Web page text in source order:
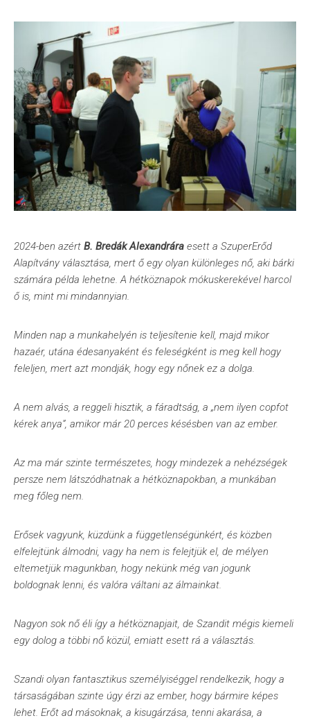
2024-ben azért B. Bredák Alexandrára esett a SzuperErőd
Alapítvány választása, mert ő egy olyan különleges nő, aki bárki
számára példa lehetne. A hétköznapok mókuskerekével harcol
ő is, mint mi mindannyian.
Minden nap a munkahelyén is teljesítenie kell, majd mikor
hazaér, utána édesanyaként és feleségként is meg kell hogy
feleljen, mert azt mondják, hogy egy nőnek ez a dolga.
A nem alvás, a reggeli hisztik, a fáradtság, a „nem ilyen copfot
kérek anya”, amikor már 20 perces késésben van az ember.
Az ma már szinte természetes, hogy mindezek a nehézségek
persze nem látszódhatnak a hétköznapokban, a munkában
meg főleg nem.
Erősek vagyunk, küzdünk a függetlenségünkért, és közben
elfelejtünk álmodni, vagy ha nem is felejtjük el, de mélyen
eltemetjük magunkban, hogy nekünk még van jogunk
boldognak lenni, és valóra váltani az álmainkat.
Nagyon sok nő éli így a hétköznapjait, de Szandit mégis kiemeli
egy dolog a többi nő közül, emiatt esett rá a választás.
Szandi olyan fantasztikus személyiséggel rendelkezik, hogy a
társaságában szinte úgy érzi az ember, hogy bármire képes
lehet. Erőt ad másoknak, a kisugárzása, tenni akarása, a